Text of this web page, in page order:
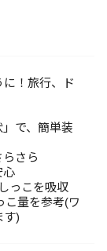
！旅行、ド
で、簡単装
さら
心
っこを吸収
量を参考(ワ
す)